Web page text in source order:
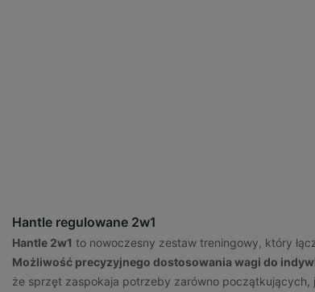
Hantle regulowane 2w1
Hantle 2w1 to nowoczesny zestaw treningowy, który
Możliwość precyzyjnego dostosowania wagi do
że sprzęt zaspokaja potrzeby zarówno początkujących,